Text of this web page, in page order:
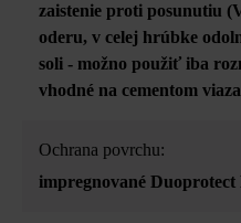
zaistenie proti posunutiu
oderu, v celej hrúbke
soli - možno použiť iba
vhodné na cementom
Ochrana povrchu:
impregnované Duoprotect